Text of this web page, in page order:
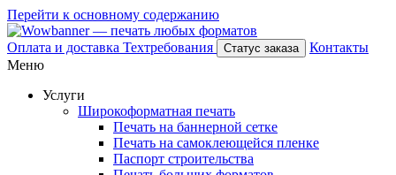
Перейти к основному содержанию
Оплата и доставка Техтребования Статус заказа
Контакты
Меню
Услуги
Широкоформатная печать
Печать на баннерной сетке
Печать на самоклеющейся пленке
Паспорт строительства